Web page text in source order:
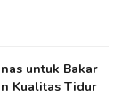
untuk Bakar
Kualitas Tidur